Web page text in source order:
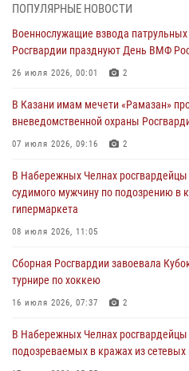
Татарстанские росгвардейцы
24 июля 2026, 15:05 4
В казанском полку Росгвардии
В Нижнекамске сотрудники
23 июля 2026, 06:47
В Казани Росгвардия приняла
крестного хода и освящения храма
ПОПУЛЯРНЫЕ НОВОСТИ
Военнослужащие взвода патрульных
Росгвардии празднуют День ВМФ
26 июля 2026, 00:01 2
В Казани имам мечети «Рамазан»
вневедомственной охраны
07 июля 2026, 09:16 2
В Набережных Челнах
судимого мужчину по подозрению в
гипермаркета
08 июля 2026, 11:05
Сборная Росгвардии завоевала
турнире по хоккею
16 июля 2026, 07:37 2
В Набережных Челнах
подозреваемых в кражах из сетевых